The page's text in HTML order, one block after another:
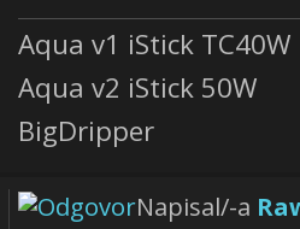
Aqua v1 iStick TC40W
Aqua v2 iStick 50W
BigDripper
Napisal/-a